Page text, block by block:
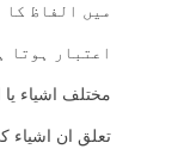
میں الفاظ کا
اعتبار ہوتا
مختلف اشیاء
تعلق ان